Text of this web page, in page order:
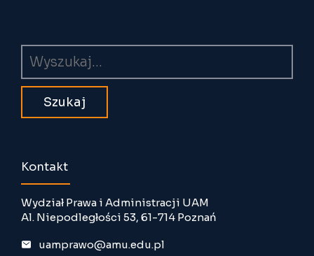
Wyszukiwarka
Kontakt
Wydział Prawa i Administracji UAM
Al. Niepodległości 53, 61-714 Poznań
uamprawo@amu.edu.pl